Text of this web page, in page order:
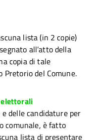
lista (in 2 copie)
all’atto della
copia di tale
Pretorio del Comune.
delle candidature per
comunale, è fatto
lista di presentare